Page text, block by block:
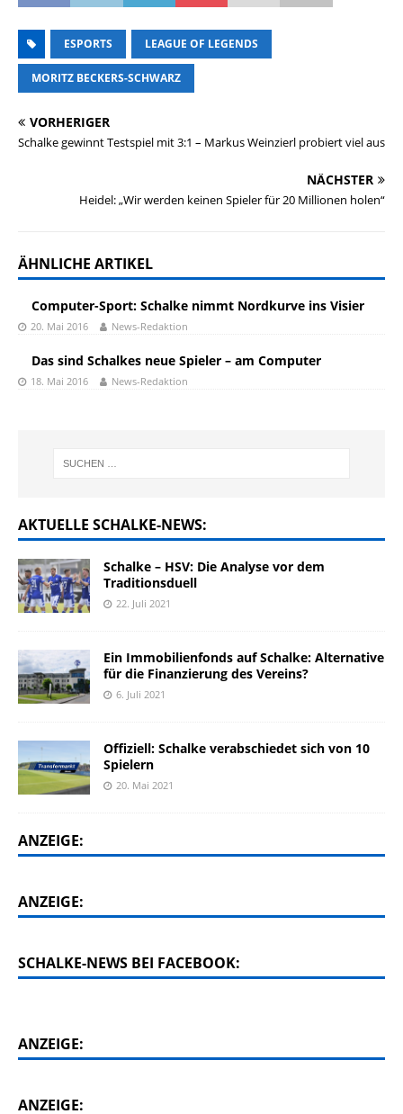
ESPORTS LEAGUE OF LEGENDS
MORITZ BECKERS-SCHWARZ
VORHERIGER
Schalke gewinnt Testspiel mit 3:1 – Markus Weinzierl probiert viel aus
NÄCHSTER
Heidel: „Wir werden keinen Spieler für 20 Millionen holen“
ÄHNLICHE ARTIKEL
Computer-Sport: Schalke nimmt Nordkurve ins Visier
20. Mai 2016 News-Redaktion
Das sind Schalkes neue Spieler – am Computer
18. Mai 2016 News-Redaktion
AKTUELLE SCHALKE-NEWS:
Schalke – HSV: Die Analyse vor dem
Traditionsduell
22. Juli 2021
Ein Immobilienfonds auf Schalke: Alternative
für die Finanzierung des Vereins?
6. Juli 2021
Offiziell: Schalke verabschiedet sich von 10
Spielern
20. Mai 2021
ANZEIGE:
ANZEIGE:
SCHALKE-NEWS BEI FACEBOOK:
ANZEIGE:
ANZEIGE: